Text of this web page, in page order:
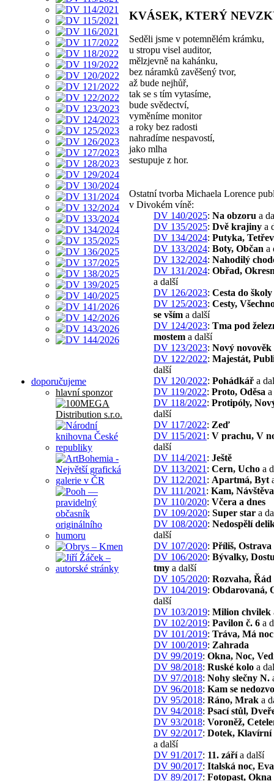
doporučujeme
hlavní sponzor
KVÁSEK, KTERÝ
Seděli jsme v potemnělém krámku,
u stropu visel auditor,
mělzjevně na kahánku,
bez náramků zavěšený tvor,
až bude nejhůř,
tak se s tím vytasíme,
bude svědectví,
vyměníme monitor
a roky bez radosti
nahradíme nespavostí,
jako mlha
sestupuje z hor.
Ostatní tvorba Michaela Lorence
v Divokém víně:
DV 140/2025: Na obzoru a
DV 135/2025: Dvě krajiny a
DV 134/2024: Putyka, Tetřev
DV 133/2024: Boty, Občan a
DV 132/2024: Nahodilý
DV 131/2024: Obřad,
a další
DV 126/2023: Cesta do školy
DV 125/2023: Cesty,
se vším a další
DV 124/2023: Tma pod
mostem a další
DV 123/2023: Nový novověk
DV 122/2022: Majestát,
další
DV 120/2022: Pohádkář a
DV 119/2022: Proto, Oděsa
DV 118/2022: Protipóly,
další
DV 117/2022: Zeď
DV 115/2021 : V prachu, V
další
DV 114/2021 : Ještě
DV 113/2021 : Cern, Ucho a
DV 112/2021 : Apartmá, Byt
DV 111/2021 : Kam, Návštěva
DV 110/2020: Včera a dnes
DV 109/2020: Super star a
DV 108/2020: Nedospělí
další
DV 107/2020: Příliš, Ostrava
DV 106/2020: Bývalky,
tmy a další
DV 105/2020: Rozvaha, Řád
DV 104/2019: Obdarovaná,
další
DV 103/2019: Milion chvilek
DV 102/2019: Pavilon č. 6 a
DV 101/2019: Tráva, Má noc
DV 100/2019: Zahrada
DV 99/2019: Okna, Noc,
DV 98/2018: Ruské kolo a
DV 97/2018: Nohy slečny N.
DV 96/2018: Kam se
DV 95/2018: Ráno, Mrak a
DV 94/2018: Psací stůl,
DV 93/2018: Voroněž,
DV 92/2017: Dotek, Klavírní
a další
DV 91/2017: 11. zářía další
DV 90/2017: Italská noc, Eva
DV 89/2017: Fotopast,